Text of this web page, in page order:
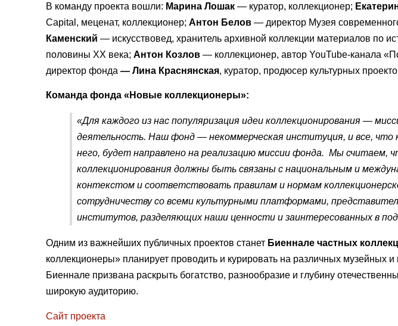
В команду проекта вошли: Марина Лошак — куратор, коллекционер;
Capital, меценат, коллекционер; Антон Белов — директор Музея
Каменский — искусствовед, хранитель архивной коллекции материалов по
половины ХХ века; Антон Козлов — коллекционер, автор YouTube-канала
директор фонда — Лина Краснянская, куратор, продюсер культурных
Команда фонда «Новые коллекционеры»:
«Для каждого из нас популяризация идеи коллекционирования —
деятельность. Наш фонд — некоммерческая институция, и все, что
него, будет направлено на реализацию миссии фонда. Мы считаем,
коллекционирования должны быть связаны с национальным и
контекстом и соответствовать правилам и нормам
сотрудничеству со всеми культурными платформами,
институтов, разделяющих наши ценности и заинтересованных в
Одним из важнейших публичных проектов станет Биеннале частных
коллекционеры» планирует проводить и курировать на различных музейных
Биеннале призвана раскрыть богатство, разнообразие и глубину
широкую аудиторию.
Сайт проекта